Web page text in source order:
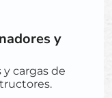
y
y cargas de